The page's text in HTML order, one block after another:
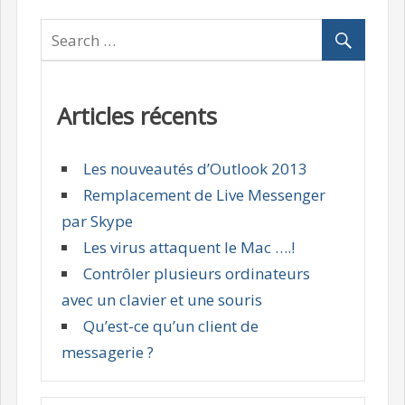
Articles récents
Les nouveautés d’Outlook 2013
Remplacement de Live Messenger
par Skype
Les virus attaquent le Mac ….!
Contrôler plusieurs ordinateurs
avec un clavier et une souris
Qu’est-ce qu’un client de
messagerie ?